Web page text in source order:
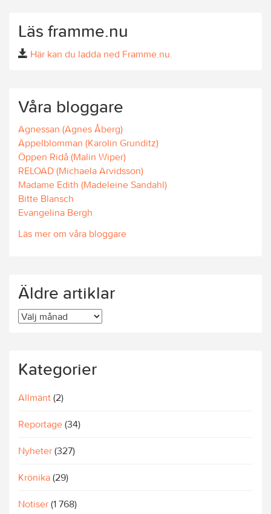
Läs framme.nu
Här kan du ladda ned Framme.nu.
Våra bloggare
Agnessan (Agnes Åberg)
Äppelblomman (Karolin Grunditz)
Öppen Ridå (Malin Wiper)
RELOAD (Michaela Arvidsson)
Madame Edith (Madeleine Sandahl)
Bitte Blansch
Evangelina Bergh
Läs mer om våra bloggare
Äldre artiklar
Äldre
Kategorier
Allmänt (2)
Reportage (34)
Nyheter (327)
Krönika (29)
Notiser (1 768)